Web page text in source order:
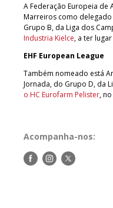
A Federação Europeia de
Marreiros como delegado
Grupo B, da Liga dos
Industria Kielce, a ter
EHF European League
Também nomeado está
Jornada, do Grupo D, da
o HC Eurofarm Pelister,
Acompanha-nos:
Siga-Siga-Siga-